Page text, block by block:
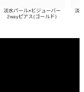
淡水パール×ビジューバー
2wayピアス(ゴールド)
淡水